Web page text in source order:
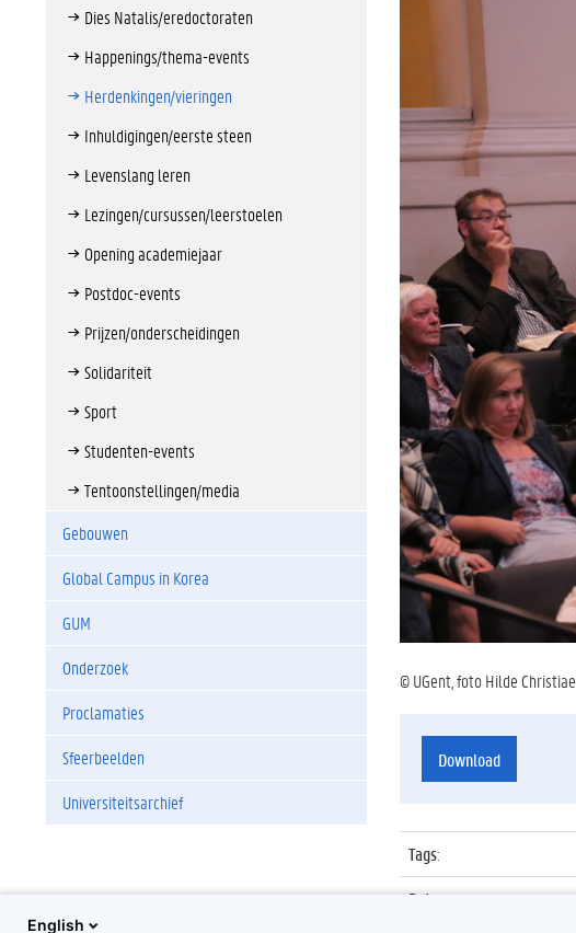
Dies Natalis/eredoctoraten
Happenings/thema-events
Herdenkingen/vieringen
Inhuldigingen/eerste steen
Levenslang leren
Lezingen/cursussen/leerstoelen
Opening academiejaar
Postdoc-events
Prijzen/onderscheidingen
Solidariteit
Sport
Studenten-events
Tentoonstellingen/media
Gebouwen
Global Campus in Korea
GUM
Onderzoek
Proclamaties
Sfeerbeelden
Universiteitsarchief
© UGent, foto Hilde
Download
Tags:
Datum:
English